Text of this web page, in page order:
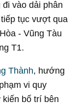
vào dải phân
tục vượt qua
- Vũng Tàu
T1.
Thành, hướng
vi quy
bố trí bên